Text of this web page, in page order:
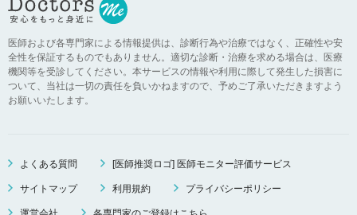
医師および各専門家による情報提供は、診断行為や治療ではなく、正確性や安
全性を保証するものでもありません。適切な診断・治療を求める場合は、医療
機関等を受診してください。本サービスの情報や利用に際して発生した損害に
ついて、当社は一切の責任を負いかねますので、予めご了承いただきますよう
お願いいたします。
よくある質問 [医師推奨ロゴ] 医師モニター評価サービス
サイトマップ 利用規約 プライバシーポリシー